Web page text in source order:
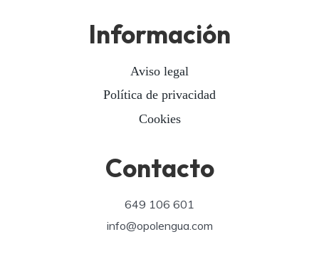
Información
Aviso legal
Política de privacidad
Cookies
Contacto
649 106 601
info@opolengua.com